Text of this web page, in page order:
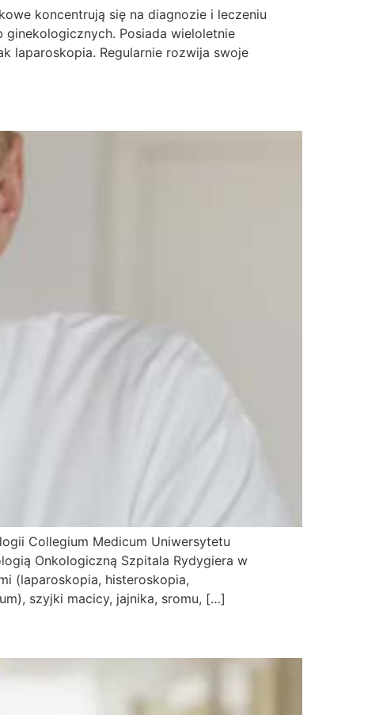
koncentrują się na diagnozie i leczeniu
Posiada wieloletnie
laparoskopia. Regularnie rozwija swoje
Collegium Medicum Uniwersytetu
Onkologiczną Szpitala Rydygiera w
(laparoskopia, histeroskopia,
szyjki macicy, jajnika, sromu, […]